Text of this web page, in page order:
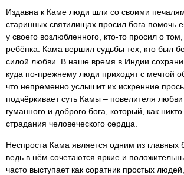
Издавна к Каме люди шли со своими
старинных святилищах просил бога помочь
у своего возлюбленного, кто-то просил о
ребёнка. Кама вершил судьбы тех, кто был
силой любви. В наше время в Индии
куда по-прежнему люди приходят с мечтой
что непременно услышит их искренние
подчёркивает суть Камы – повелителя любви
гуманного и доброго бога, который, как
страдания человеческого сердца.
Неспроста Кама является одним из главных
ведь в нём сочетаются яркие и
часто выступает как соратник простых